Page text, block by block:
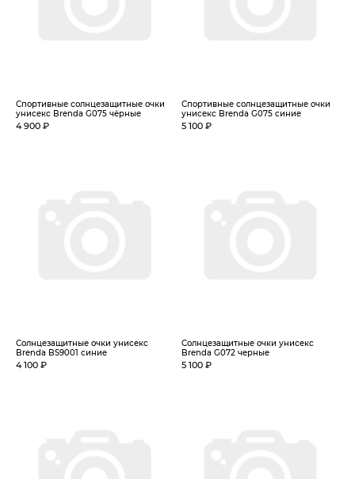
Спортивные солнцезащитные очки
унисекс Brenda G075 чёрные
4 900 ₽
Спортивные солнцезащитные очки
унисекс Brenda G075 синие
5 100 ₽
Солнцезащитные очки унисекс
Brenda BS9001 синие
4 100 ₽
Солнцезащитные очки унисекс
Brenda G072 черные
5 100 ₽